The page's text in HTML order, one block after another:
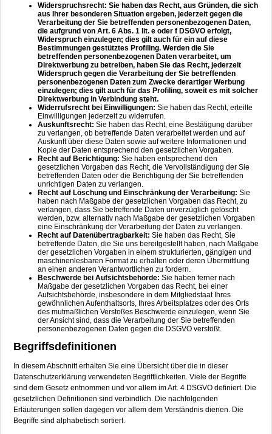
Widerspruchsrecht: Sie haben das Recht, aus Gründen, die sich
aus Ihrer besonderen Situation ergeben, jederzeit gegen die
Verarbeitung der Sie betreffenden personenbezogenen Daten,
die aufgrund von Art. 6 Abs. 1 lit. e oder f DSGVO erfolgt,
Widerspruch einzulegen; dies gilt auch für ein auf diese
Bestimmungen gestütztes Profiling. Werden die Sie
betreffenden personenbezogenen Daten verarbeitet, um
Direktwerbung zu betreiben, haben Sie das Recht, jederzeit
Widerspruch gegen die Verarbeitung der Sie betreffenden
personenbezogenen Daten zum Zwecke derartiger Werbung
einzulegen; dies gilt auch für das Profiling, soweit es mit solcher
Direktwerbung in Verbindung steht.
Widerrufsrecht bei Einwilligungen: Sie haben das Recht, erteilte
Einwilligungen jederzeit zu widerrufen.
Auskunftsrecht: Sie haben das Recht, eine Bestätigung darüber
zu verlangen, ob betreffende Daten verarbeitet werden und auf
Auskunft über diese Daten sowie auf weitere Informationen und
Kopie der Daten entsprechend den gesetzlichen Vorgaben.
Recht auf Berichtigung: Sie haben entsprechend den
gesetzlichen Vorgaben das Recht, die Vervollständigung der Sie
betreffenden Daten oder die Berichtigung der Sie betreffenden
unrichtigen Daten zu verlangen.
Recht auf Löschung und Einschränkung der Verarbeitung: Sie
haben nach Maßgabe der gesetzlichen Vorgaben das Recht, zu
verlangen, dass Sie betreffende Daten unverzüglich gelöscht
werden, bzw. alternativ nach Maßgabe der gesetzlichen Vorgaben
eine Einschränkung der Verarbeitung der Daten zu verlangen.
Recht auf Datenübertragbarkeit: Sie haben das Recht, Sie
betreffende Daten, die Sie uns bereitgestellt haben, nach Maßgabe
der gesetzlichen Vorgaben in einem strukturierten, gängigen und
maschinenlesbaren Format zu erhalten oder deren Übermittlung
an einen anderen Verantwortlichen zu fordern.
Beschwerde bei Aufsichtsbehörde: Sie haben ferner nach
Maßgabe der gesetzlichen Vorgaben das Recht, bei einer
Aufsichtsbehörde, insbesondere in dem Mitgliedstaat Ihres
gewöhnlichen Aufenthaltsorts, Ihres Arbeitsplatzes oder des Orts
des mutmaßlichen Verstoßes Beschwerde einzulegen, wenn Sie
der Ansicht sind, dass die Verarbeitung der Sie betreffenden
personenbezogenen Daten gegen die DSGVO verstößt.
Begriffsdefinitionen
In diesem Abschnitt erhalten Sie eine Übersicht über die in dieser
Datenschutzerklärung verwendeten Begrifflichkeiten. Viele der Begriffe
sind dem Gesetz entnommen und vor allem im Art. 4 DSGVO definiert. Die
gesetzlichen Definitionen sind verbindlich. Die nachfolgenden
Erläuterungen sollen dagegen vor allem dem Verständnis dienen. Die
Begriffe sind alphabetisch sortiert.